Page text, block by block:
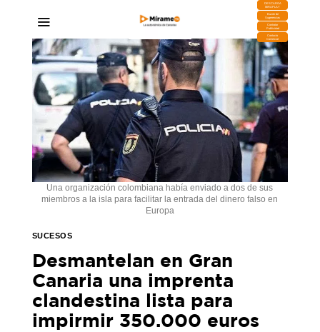
DESCARGA
MIRAPLAY
Buzón de
Sugerencias
Contratar
Publicidad
Contacto
Comercial
Una organización colombiana había enviado a dos de sus
miembros a la isla para facilitar la entrada del dinero falso en
Europa
SUCESOS
Desmantelan en Gran
Canaria una imprenta
clandestina lista para
impirmir 350.000 euros